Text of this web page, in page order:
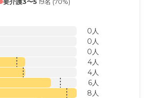
0人
0人
0人
4人
4人
6人
8人